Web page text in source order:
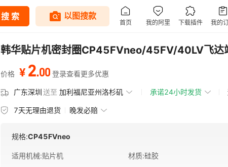
韩华贴片机密封圈CP45FVneo/45FV/40LV飞达
价格 ¥ 2.00 登录查看更多优惠
广东深圳送至 加利福尼亚州洛杉矶 承诺24小时发货
7天无理由退货 晚发必赔
规格:CP45FVneo
适用机械:贴片机 材质:硅胶